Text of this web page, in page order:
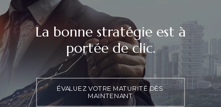
La bonne stratégie est à
portée de clic.
ÉVALUEZ VOTRE MATURITÉ DÈS
MAINTENANT